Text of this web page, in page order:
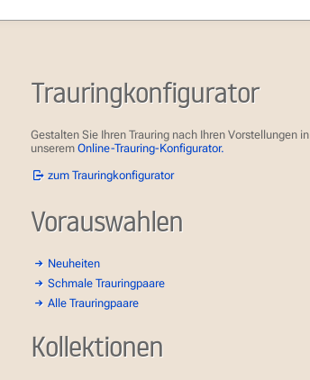
Trauringkonfigurator
Gestalten Sie Ihren Trauring nach Ihren Vorstellungen in
unserem Online-Trauring-Konfigurator.
zum Trauringkonfigurator
Vorauswahlen
Neuheiten
Schmale Trauringpaare
Alle Trauringpaare
Kollektionen